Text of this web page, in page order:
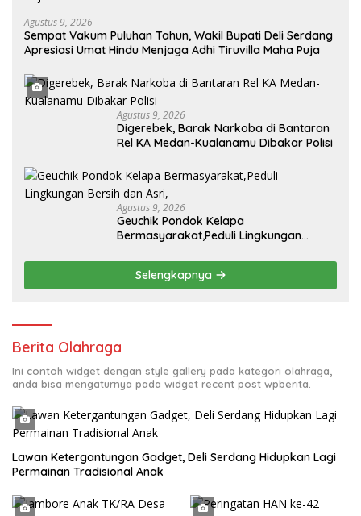
Agustus 9, 2026
Sempat Vakum Puluhan Tahun, Wakil Bupati Deli Serdang
Apresiasi Umat Hindu Menjaga Adhi Tiruvilla Maha Puja
Agustus 9, 2026
Digerebek, Barak Narkoba di Bantaran
Rel KA Medan-Kualanamu Dibakar Polisi
Agustus 9, 2026
Geuchik Pondok Kelapa
Bermasyarakat,Peduli Lingkungan
Selengkapnya
Berita Olahraga
Ini contoh widget dengan style gallery pada kategori olahraga,
anda bisa mengaturnya pada widget recent post wpberita.
Lawan Ketergantungan Gadget, Deli Serdang Hidupkan Lagi
Permainan Tradisional Anak